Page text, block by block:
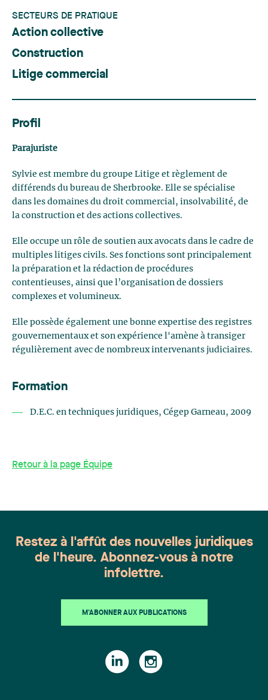
SECTEURS DE PRATIQUE
Action collective
Construction
Litige commercial
Profil
Parajuriste
Sylvie est membre du groupe Litige et règlement de
différends du bureau de Sherbrooke. Elle se spécialise
dans les domaines du droit commercial, insolvabilité, de
la construction et des actions collectives.
Elle occupe un rôle de soutien aux avocats dans le cadre de
multiples litiges civils. Ses fonctions sont principalement
la préparation et la rédaction de procédures
contentieuses, ainsi que l’organisation de dossiers
complexes et volumineux.
Elle possède également une bonne expertise des registres
gouvernementaux et son expérience l'amène à transiger
régulièrement avec de nombreux intervenants judiciaires.
Formation
D.E.C. en techniques juridiques, Cégep Garneau, 2009
Retour à la page Équipe
Restez à l'affût des nouvelles juridiques
de l'heure. Abonnez-vous à notre
infolettre.
M'ABONNER AUX PUBLICATIONS